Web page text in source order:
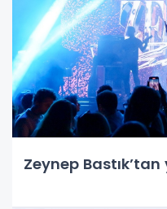
Zeynep